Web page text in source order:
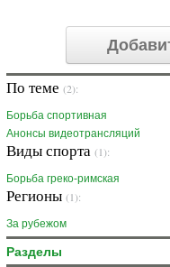
По теме (2):
Борьба спортивная
Анонсы видеотрансляций
Виды спорта (1):
Борьба греко-римская
Регионы (1):
За рубежом
Разделы